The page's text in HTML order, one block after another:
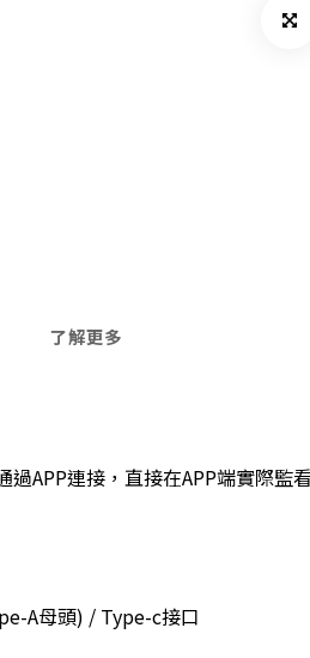
了解更多
過APP連接，直接在APP端實際監
A母頭) / Type-c接口